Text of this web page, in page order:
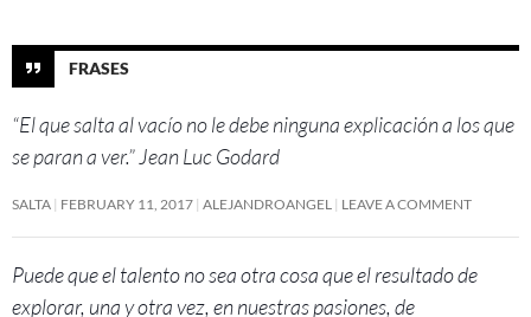
FRASES
“El que salta al vacío no le debe ninguna explicación a los que
se paran a ver.” Jean Luc Godard
SALTA FEBRUARY 11, 2017 ALEJANDROANGEL LEAVE A COMMENT
Puede que el talento no sea otra cosa que el resultado de
explorar, una y otra vez, en nuestras pasiones, de